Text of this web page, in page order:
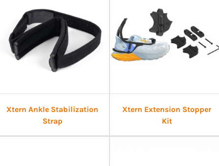
Xtern Ankle Stabilization
Strap
Xtern Extension Stopper
Kit